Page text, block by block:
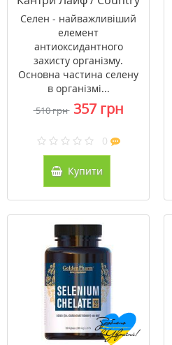
Life
Селен - найважливіший
елемент
антиоксидантного
захисту організму.
Основна частина селену
в організмі...
510 грн 357 грн
0
Купити